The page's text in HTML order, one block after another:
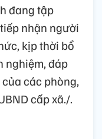
đang tập
nhận người
kịp thời bổ
nghiệm, đáp
các phòng,
cấp xã./.